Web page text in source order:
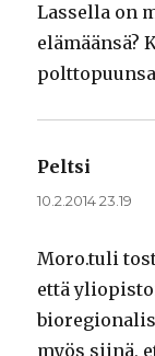
Lassella on
elämäänsä?
Peltsi
10.2.2014 23.19
Moro.tuli
että
myös siinä,